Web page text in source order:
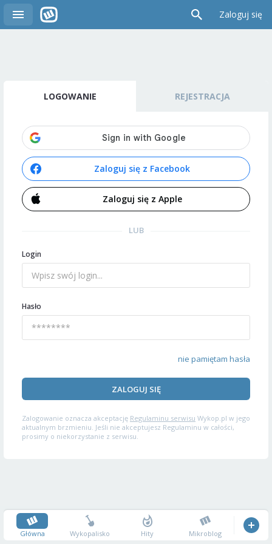
Zaloguj się
LOGOWANIE REJESTRACJA
Zaloguj się z Facebook
Zaloguj się z Apple
LUB
Login
Hasło
nie pamiętam hasła
ZALOGUJ SIĘ
Zalogowanie oznacza akceptację Regulaminu serwisu Wykop.pl w jego
aktualnym brzmieniu. Jeśli nie akceptujesz Regulaminu w całości,
prosimy o niekorzystanie z serwisu.
Główna Wykopalisko Hity Mikroblog